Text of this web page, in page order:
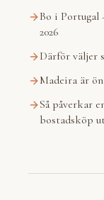
Bo i Portugal
2026
Därför väljer
Madeira är
Så påverkar
bostadsköp